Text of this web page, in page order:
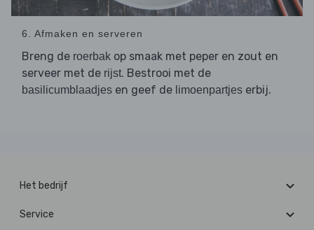
6. Afmaken en serveren
Breng de roerbak op smaak met peper en zout en
serveer met de rijst. Bestrooi met de
basilicumblaadjes en geef de limoenpartjes erbij.
Het bedrijf
Service